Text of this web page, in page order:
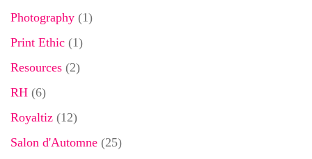
Photography (1)
Print Ethic (1)
Resources (2)
RH (6)
Royaltiz (12)
Salon d'Automne (25)